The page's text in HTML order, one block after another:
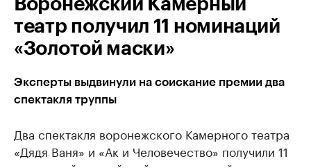
Воронежский Камерный
театр получил 11 номинаций
«Золотой маски»
Эксперты выдвинули на соискание премии два
спектакля труппы
Два спектакля воронежского Камерного театра
«Дядя Ваня» и «Ак и Человечество» получили 11